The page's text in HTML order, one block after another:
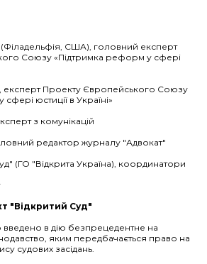
США), головний експерт
Союзу «Підтримка реформ у сфері
експерт Проекту Європейського Союзу
юстиції в Україні»
з комунікацій
редактор журналу "Адвокат"
(ГО "Відкрита Україна), координатори
"Відкритий Суд"
введено в дію безпрецедентне на
яким передбачається право на
судових засідань.